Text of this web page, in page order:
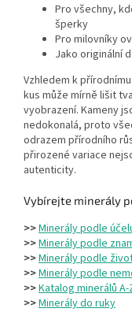
Pro všechny,
šperky
Pro milovníky
Jako originální
Vzhledem k
kus může mírně lišit
vyobrazení. Kameny
nedokonalá, proto
odrazem přírodního
přirozené variace
autenticity.
Vybírejte minerály
>>Minerály podle
>>Minerály podle
>>Minerály podle
>>Minerály podle
>>Katalog minerálů A-
>>Minerály do ruky